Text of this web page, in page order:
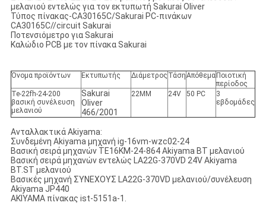
μελανιού εντελώς για τον εκτυπωτή Sakurai Oliver
Τύπος πίνακας-CA30165C/Sakurai PC-πινάκων
CA30165C//circuit Sakurai
Ποτενσιόμετρο για Sakurai
Καλώδιο PCB με τον πίνακα Sakurai
Όνομα προϊόντων Εκτυπωτής Διάμετρος ΤάσηΑπόθεμα Ποιοτική
περίοδος
Te-22fh-24-200
βασική συνέλευση
μελανιού
Sakurai
Oliver
466/2001
22MM 24V 50 PC
3
εβδομάδες
Ανταλλακτικά Akiyama:
Συνδεμένη Akiyama μηχανή ig-16vm-wzc02-24
Βασική σειρά μηχανών TE16KM-24-864 Akiyama BT μελανιού
Βασική σειρά μηχανών εντελώς LA22G-370VD 24V Akiyama
BT.ST μελανιού
Βασικές μηχανή ΣΥΝΕΧΟΥΣ LA22G-370VD μελανιού/συνέλευση
Akiyama JP440
AKIYAMA πίνακας ist-5151a-1.